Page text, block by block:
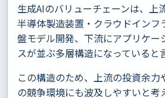
生成AIのバリューチェーンは、上
半導体製造装置・クラウドインフ
盤モデル開発、下流にアプリケー
スが並ぶ多層構造になっていると
この構造のため、上流の投資余
の競争環境にも波及しやすいと考